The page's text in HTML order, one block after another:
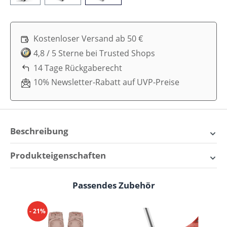
Kostenloser Versand ab 50 €
4,8 / 5 Sterne bei Trusted Shops
14 Tage Rückgaberecht
10% Newsletter-Rabatt auf UVP-Preise
Beschreibung
Mini Micro Deluxe Faltbarer
Scooter mit LED-Rädern – Ein
Blickfang auf jedem Spielplatz
Mini Micro Deluxe faltbare Scooter mit LED-
Rädernvereint technisches Design mit
Produkteigenschaften
Wo:
Produktgalerie überspringen
Passendes Zubehör
- 21%